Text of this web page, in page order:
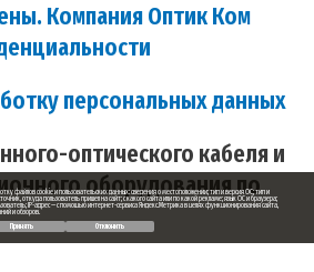
Компания Оптик Ком
персональных данных
оптического кабеля и
оборудования по
файлов cookie и пользовательских данных: сведения о местоположении; тип и версия ОС; тип и
откуда пользователь пришел на сайт; с какого сайта или по какой рекламе; язык ОС и браузера;
IP-адрес — с помощью интернет-сервиса Яндекс.Метрика в целях функционирования сайта,
и обзоров.
Принять
Отклонить